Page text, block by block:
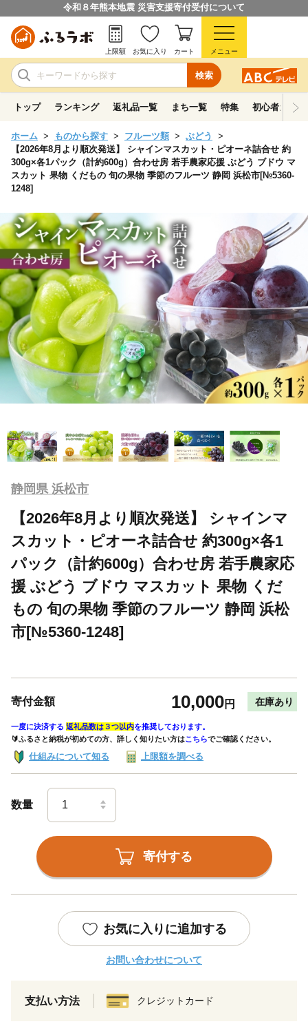
令和８年熊本地震 災害支援寄付受付について
検索
上限額 お気に入り カート メニュー
トップ ランキング 返礼品一覧 まち一覧 特集 初心者ガイド
ホーム ものから探す フルーツ類
ぶどう
【2026年8月より順次発送】 シャインマスカット・ピオーネ詰合せ 約
300g×各1パック（計約600g）合わせ房 若手農家応援 ぶどう ブドウ マ
スカット 果物 くだもの 旬の果物 季節のフルーツ 静岡 浜松市[№5360-
1248]
静岡県 浜松市
【2026年8月より順次発送】 シャインマ
スカット・ピオーネ詰合せ 約300g×各1
パック（計約600g）合わせ房 若手農家応
援 ぶどう ブドウ マスカット 果物 くだ
もの 旬の果物 季節のフルーツ 静岡 浜松
市[№5360-1248]
寄付金額 10,000円 在庫あり
一度に決済する 返礼品数は３つ以内を推奨しております。
🔰ふるさと納税が初めての方、詳しく知りたい方はこちらでご確認ください。
仕組みについて知る 上限額を調べる
数量
寄付する
お気に入りに追加する
お問い合わせについて
支払い方法 クレジットカード